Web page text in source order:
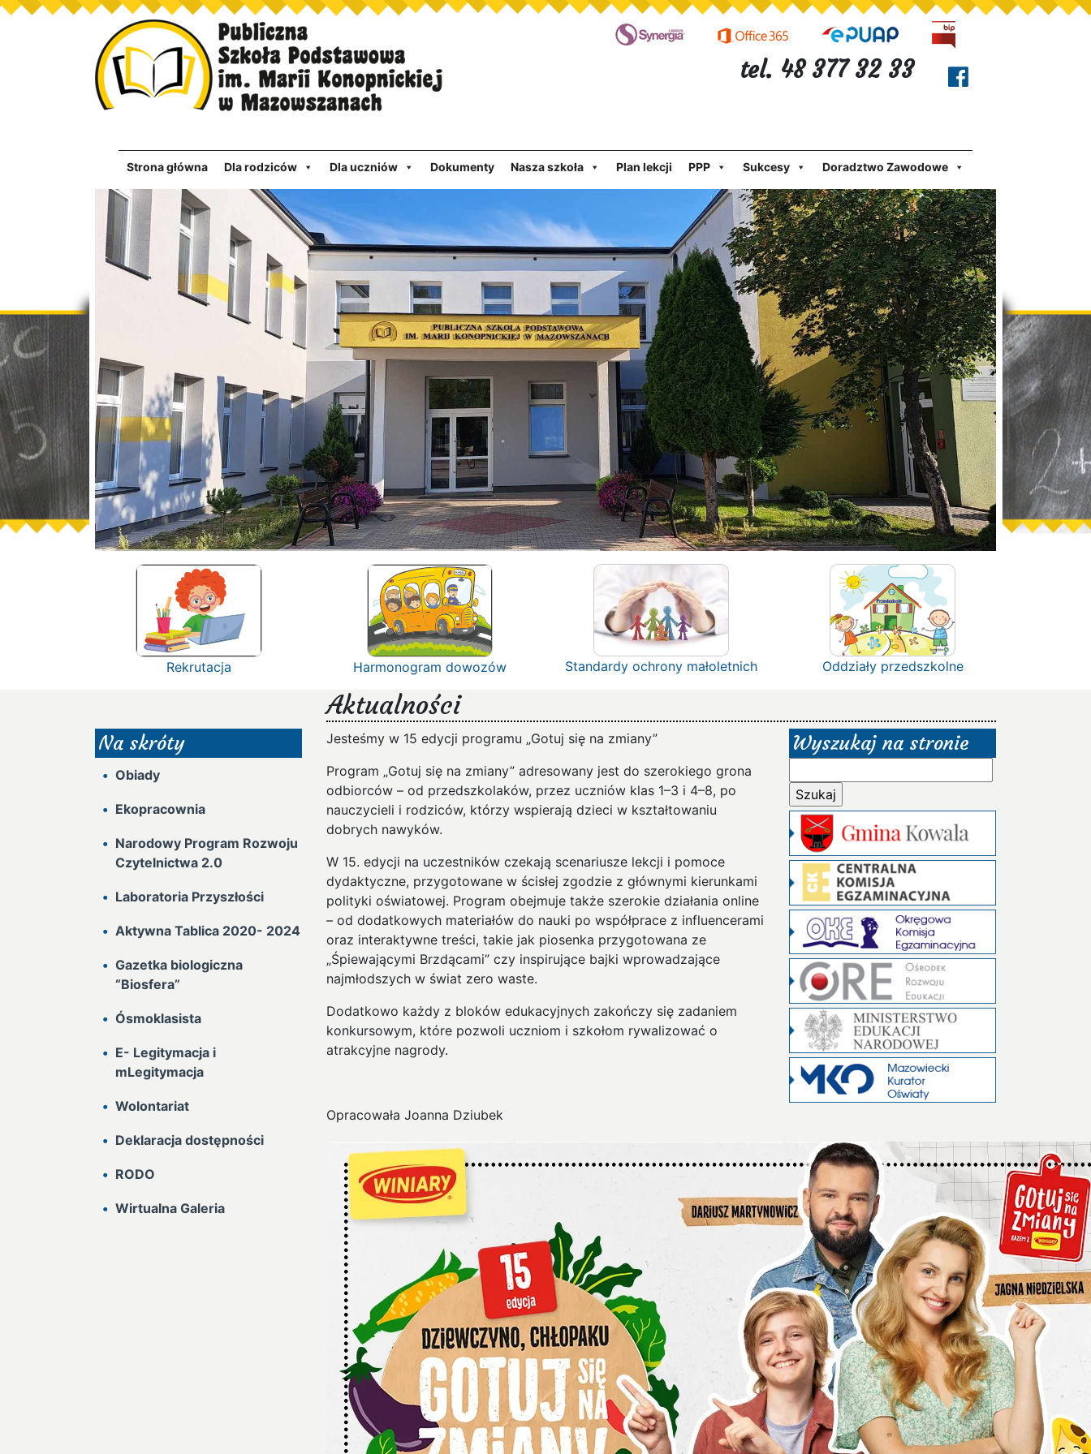
tel. 48 377 32 33
Strona główna Dla rodziców Dla uczniów Dokumenty Nasza szkoła Plan lekcji PPP Sukcesy Doradztwo Zawodowe
Rekrutacja Harmonogram dowozów Standardy ochrony małoletnich Oddziały przedszkolne
Aktualności
Na skróty
Obiady
Ekopracownia
Narodowy Program Rozwoju
Czytelnictwa 2.0
Laboratoria Przyszłości
Aktywna Tablica 2020- 2024
Gazetka biologiczna
“Biosfera”
Ósmoklasista
E- Legitymacja i
mLegitymacja
Wolontariat
Deklaracja dostępności
RODO
Wirtualna Galeria
Jesteśmy w 15 edycji programu „Gotuj się na zmiany”
Program „Gotuj się na zmiany” adresowany jest do szerokiego grona
odbiorców – od przedszkolaków, przez uczniów klas 1–3 i 4–8, po
nauczycieli i rodziców, którzy wspierają dzieci w kształtowaniu
dobrych nawyków.
W 15. edycji na uczestników czekają scenariusze lekcji i pomoce
dydaktyczne, przygotowane w ścisłej zgodzie z głównymi kierunkami
polityki oświatowej. Program obejmuje także szerokie działania online
– od dodatkowych materiałów do nauki po współprace z influencerami
oraz interaktywne treści, takie jak piosenka przygotowana ze
„Śpiewającymi Brzdącami” czy inspirujące bajki wprowadzające
najmłodszych w świat zero waste.
Dodatkowo każdy z bloków edukacyjnych zakończy się zadaniem
konkursowym, które pozwoli uczniom i szkołom rywalizować o
atrakcyjne nagrody.
Opracowała Joanna Dziubek
Wyszukaj na stronie